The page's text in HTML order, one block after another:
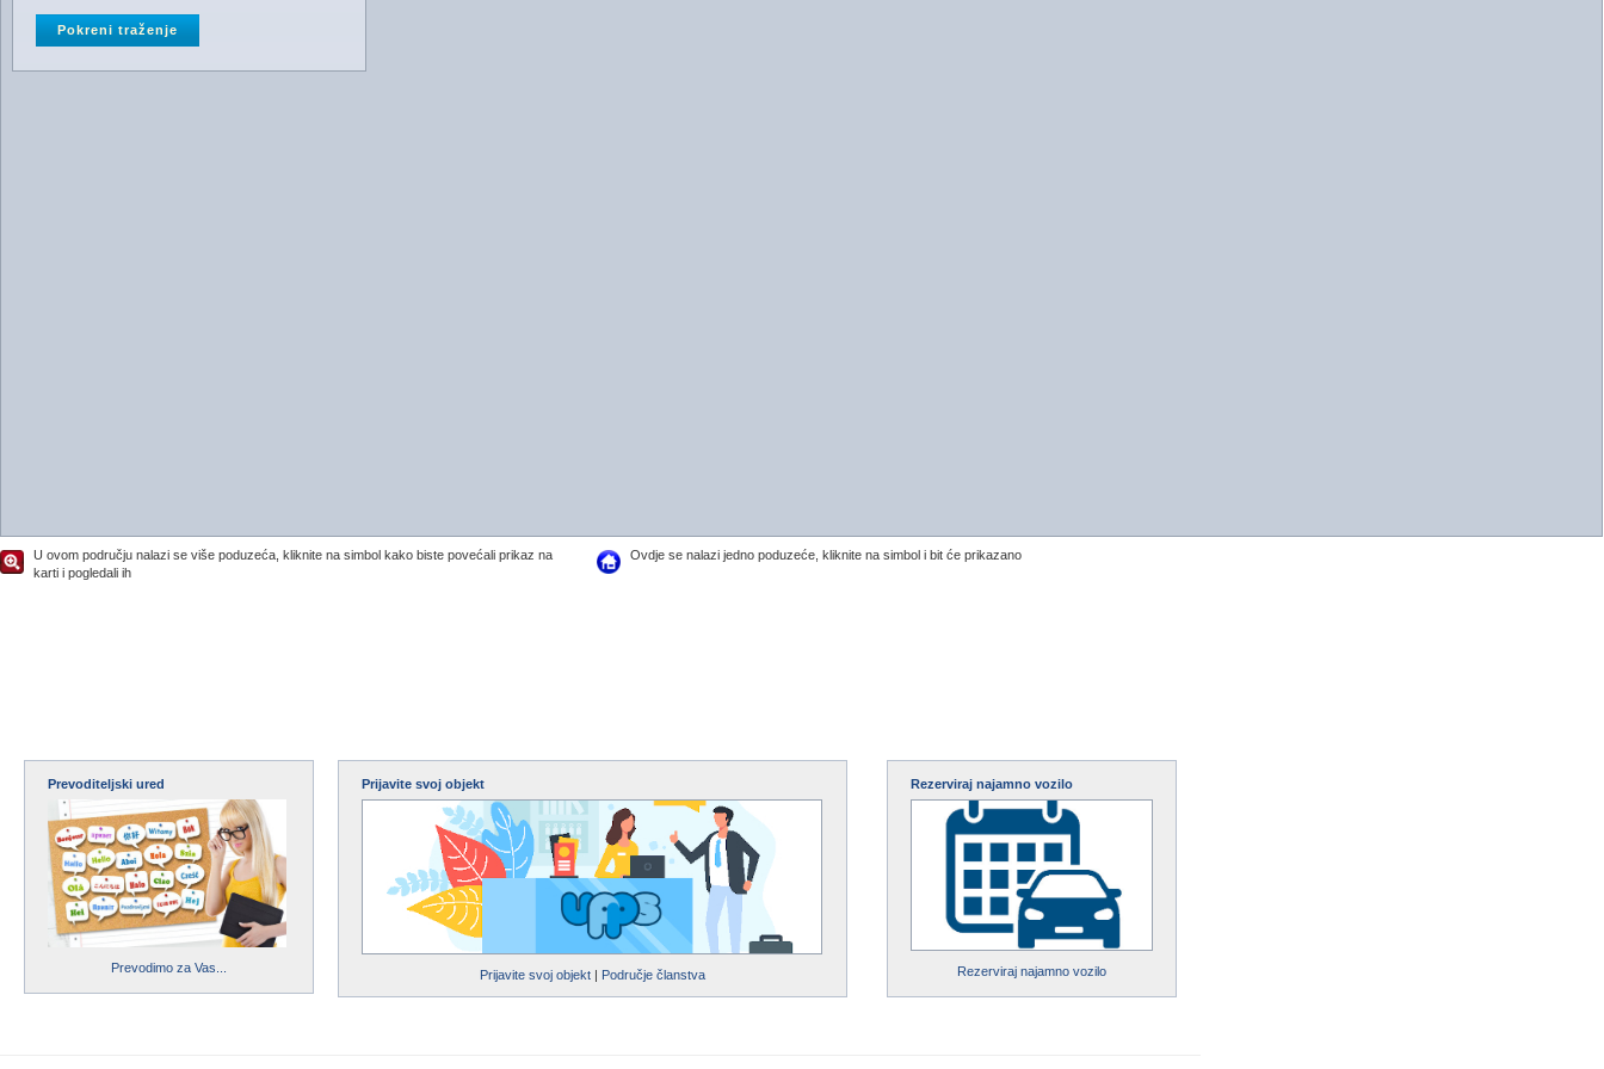
U ovom području nalazi se više poduzeća, kliknite na simbol kako biste povećali prikaz na
karti i pogledali ih
Ovdje se nalazi jedno poduzeće, kliknite na simbol i bit će prikazano
Prevoditeljski ured
Prevodimo za Vas...
Prijavite svoj objekt
Prijavite svoj objekt| Područje članstva
Rezerviraj najamno vozilo
Rezerviraj najamno vozilo